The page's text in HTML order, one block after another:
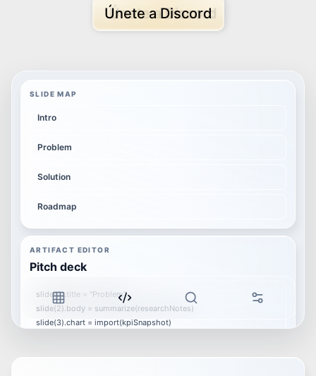
Únete a Discord
SLIDE MAP
Intro
Problem
Solution
Roadmap
ARTIFACT EDITOR
Pitch deck
slide(2).title = "Problem"
slide(2).body = summarize(researchNotes)
slide(3).chart = import(kpiSnapshot)